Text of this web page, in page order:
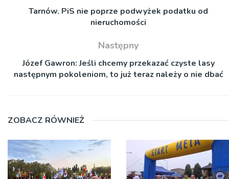
Tarnów. PiS nie poprze podwyżek podatku od
nieruchomości
Następny
Józef Gawron: Jeśli chcemy przekazać czyste lasy
następnym pokoleniom, to już teraz należy o nie dbać
ZOBACZ RÓWNIEŻ